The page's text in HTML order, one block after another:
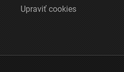
Upraviť cookies